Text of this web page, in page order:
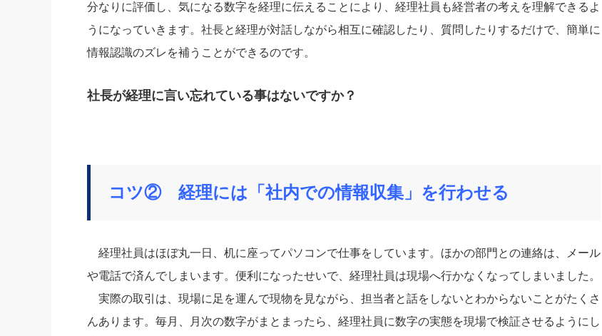
分なりに評価し、気になる数字を経理に伝えることにより、経理社員も経営者の考えを理解できるよ
うになっていきます。社長と経理が対話しながら相互に確認したり、質問したりするだけで、簡単に
情報認識のズレを補うことができるのです。
社長が経理に言い忘れている事はないですか？
コツ② 経理には「社内での情報収集」を行わせる
経理社員はほぼ丸一日、机に座ってパソコンで仕事をしています。ほかの部門との連絡は、メール
や電話で済んでしまいます。便利になったせいで、経理社員は現場へ行かなくなってしまいました。
実際の取引は、現場に足を運んで現物を見ながら、担当者と話をしないとわからないことがたくさ
んあります。毎月、月次の数字がまとまったら、経理社員に数字の実態を現場で検証させるようにし